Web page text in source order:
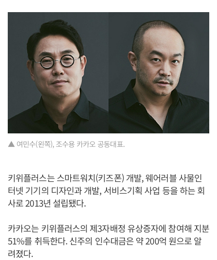
▲ 여민수(왼쪽), 조수용 카카오 공동대표.
키위플러스는 스마트워치(키즈폰) 개발, 웨어러블 사물인
터넷 기기의 디자인과 개발, 서비스기획 사업 등을 하는 회
사로 2013년 설립됐다.
카카오는 키위플러스의 제3자배정 유상증자에 참여해 지분
51%를 취득한다. 신주의 인수대금은 약 200억 원으로 알
려졌다.